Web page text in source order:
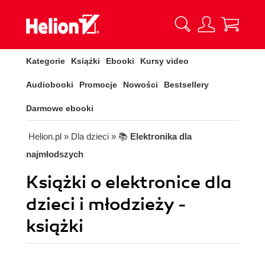
Kategorie Książki Ebooki Kursy video
Audiobooki Promocje Nowości Bestsellery
Darmowe ebooki
Helion.pl » Dla dzieci » 📚 Elektronika dla
najmłodszych
Książki o elektronice dla
dzieci i młodzieży -
książki